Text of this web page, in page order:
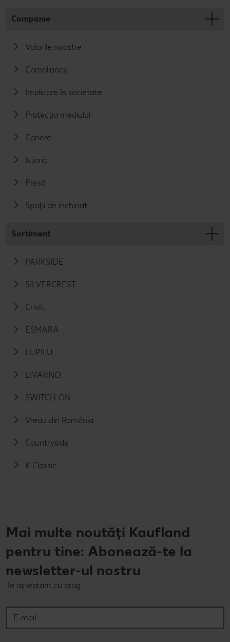
Companie
Valorile noastre
Compliance
Implicare în societate
Protecția mediului
Cariere
Istoric
Presă
Spații de închiriat
Sortiment
PARKSIDE
SILVERCREST
Crivit
ESMARA
LUPILU
LIVARNO
SWITCH ON
Vreau din România
Countryside
K-Classic
Mai multe noutăți Kaufland
pentru tine: Abonează-te la
newsletter-ul nostru
Te așteptam cu drag.